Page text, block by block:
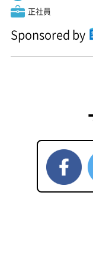
正社員
Sponsored by